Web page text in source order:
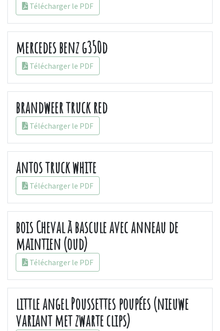
Télécharger le PDF
mercedes benz g350d
Télécharger le PDF
brandweer truck red
Télécharger le PDF
antos truck white
Télécharger le PDF
bois Cheval à bascule avec anneau de
maintien (oud)
Télécharger le PDF
little angel Poussettes poupées (nieuwe
variant met zwarte clips)